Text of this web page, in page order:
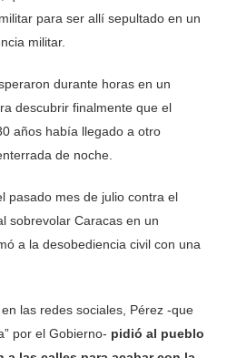
para ser allí sepultado en un
militar.
durante horas en un
descubrir finalmente que el
años había llegado a otro
de noche.
pasado mes de julio contra el
sobrevolar Caracas en un
a la desobediencia civil con una
las redes sociales, Pérez -que
por el Gobierno- pidió al pueblo